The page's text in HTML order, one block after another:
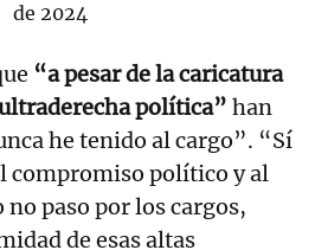
de 2024
“a pesar de la caricatura
política” han
he tenido al cargo”. “Sí
compromiso político y al
paso por los cargos,
de esas altas